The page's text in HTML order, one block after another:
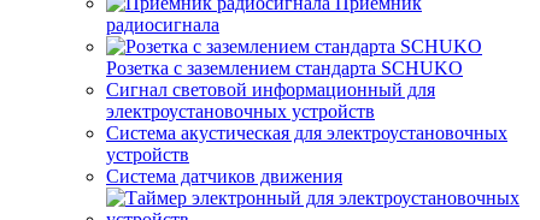
радиосигнала
Розетка с заземлением стандарта SCHUKO
Сигнал световой информационный для
электроустановочных устройств
Система акустическая для электроустановочных
устройств
Система датчиков движения